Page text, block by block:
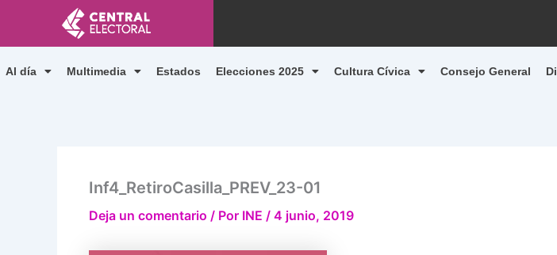
contenido
Al día Multimedia Estados Elecciones 2025 Cultura Cívica Consejo General
Inf4_RetiroCasilla_PREV_23-01
Deja un comentario / Por INE / 4 junio, 2019